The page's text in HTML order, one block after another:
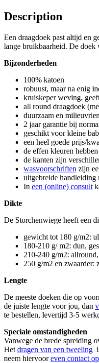
Description
Een draagdoek past altijd en
lange bruikbaarheid. De
Bijzonderheden
100% katoen
robuust, maar na enig
kruiskeper weving,
all round draagdoek
duurzaam en
2 jaar garantie bij
geschikt voor kleine
een heel goede prijs/
de effen kleuren
de kanten zijn
wasvoorschriften zijn
uitgebreide handleiding
In een (online) consult
Dikte
De Storchenwiege heeft een
gewicht tot 180 g/m2:
180-210 g/ m2: dun,
210-240 g/m2:
250 g/m2 en zwaarder:
Lengte
De meeste doeken die op
de juiste lengte voor jou, dan
te bestellen, levertijd 3-5
Speciale omstandigheden
Vanwege de brede spreiding
Het dragen van een tweeling
neem hiervooreven contact